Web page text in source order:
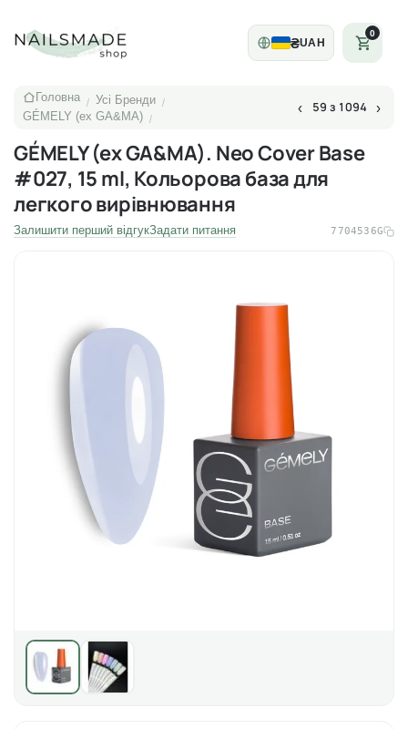
₴UAH
0
Головна / Усі Бренди /
GÉMELY (ex GA&MA) /
‹ 59 з 1094 ›
GÉMELY (ex GA&MA). Neo Cover Base
#027, 15 ml, Кольорова база для
легкого вирівнювання
Залишити перший відгукЗадати питання 7704536G